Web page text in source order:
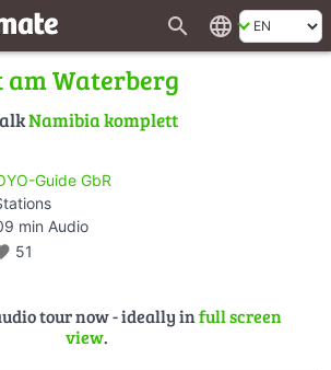
search language
am Waterberg
Namibia komplett
Guide GbR
min Audio
51
tour now - ideally infull screen
view.